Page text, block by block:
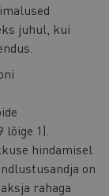
juhul, kui
1).
hindamisel
on
rahaga